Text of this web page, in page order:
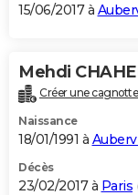
15/06/2017 à
Mehdi
Créer une
Naissance
18/01/1991 à
Décès
23/02/2017 à Paris